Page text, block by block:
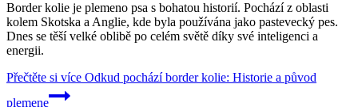
Border kolie je plemeno psa s bohatou historií. Pochází z oblasti
kolem Skotska a Anglie, kde byla používána jako pastevecký pes.
Dnes se těší velké oblibě po celém světě díky své inteligenci a
energii.
Přečtěte si více Odkud pochází border kolie: Historie a původ
plemene